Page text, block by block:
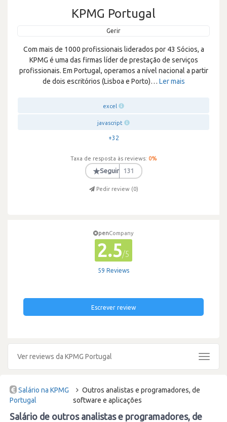
KPMG Portugal
Gerir
Com mais de 1000 profissionais liderados por 43 Sócios, a
KPMG é uma das firmas líder de prestação de serviços
profissionais. Em Portugal, operamos a nível nacional a partir
de dois escritórios (Lisboa e Porto)… Ler mais
excel
javascript
+32
Taxa de resposta às reviews: 0%
★Seguir 131
Pedir review (0)
penCompany
2.5/5
59 Reviews
Escrever review
Ver reviews da KPMG Portugal
Toggle
Salário na KPMG
Portugal
Outros analistas e programadores, de
software e aplicações
Salário de outros analistas e programadores, de